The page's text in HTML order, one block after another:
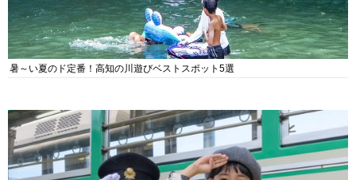
暑～い夏のド定番！高知の川遊びベストスポット5選